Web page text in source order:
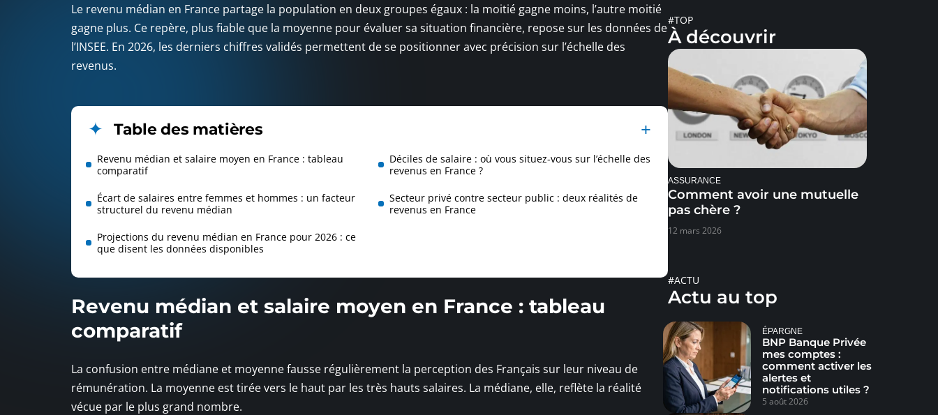
Le revenu médian en France partage la population en deux groupes égaux : la moitié gagne moins, l’autre moitié
gagne plus. Ce repère, plus fiable que la moyenne pour évaluer sa situation financière, repose sur les données de
l’INSEE. En 2026, les derniers chiffres validés permettent de se positionner avec précision sur l’échelle des
revenus.
Table des matières
Revenu médian et salaire moyen en France : tableau
comparatif
Déciles de salaire : où vous situez-vous sur l’échelle des
revenus en France ?
Écart de salaires entre femmes et hommes : un facteur
structurel du revenu médian
Secteur privé contre secteur public : deux réalités de
revenus en France
Projections du revenu médian en France pour 2026 : ce
que disent les données disponibles
Revenu médian et salaire moyen en France : tableau
comparatif
La confusion entre médiane et moyenne fausse régulièrement la perception des Français sur leur niveau de
rémunération. La moyenne est tirée vers le haut par les très hauts salaires. La médiane, elle, reflète la réalité
vécue par le plus grand nombre.
#TOP
À découvrir
ASSURANCE
Comment avoir une mutuelle
pas chère ?
12 mars 2026
#ACTU
Actu au top
ÉPARGNE
BNP Banque Privée
mes comptes :
comment activer les
alertes et
notifications utiles ?
5 août 2026